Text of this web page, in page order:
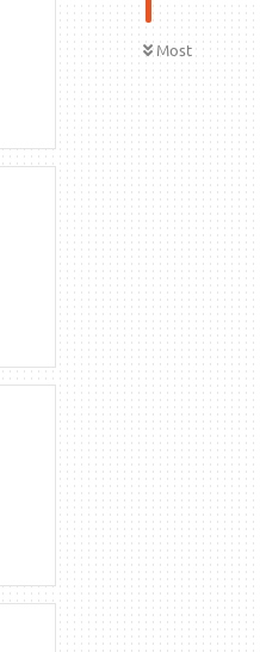
Most